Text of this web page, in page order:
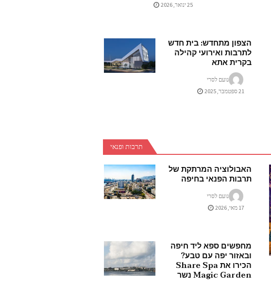
25 ינואר, 2026
הצפון מתחדש: בית חדש
לתרבות ואירועי קהילה
בקרית אתא
נועם לסרי
21 ספטמבר, 2025
תרבות ופנאי
האבולוציה המרתקת של
תרבות הפנאי בחיפה
נועם לסרי
17 מאי, 2026
מחפשים ספא ליד חיפה
ובאזור יפה עם טבע?
הכירו את Share Spa
Magic Garden נשר